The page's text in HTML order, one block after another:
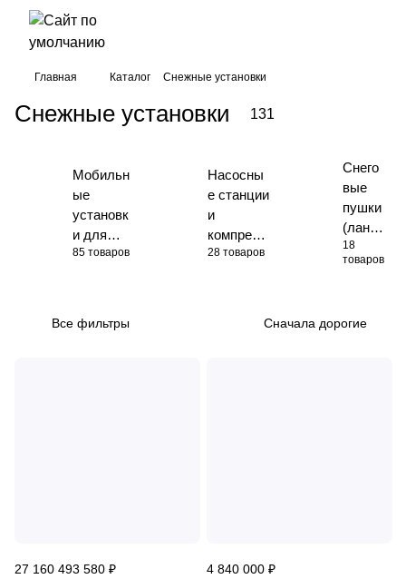
Главная Каталог Снежные установки
Снежные установки 131
Мобильн
ые
установк
и для
производ
85 товаров
Насосны
е станции
и
компресс
оры
28 товаров
Снего
вые
пушки
(ланц
ы)
18
товаров
Все фильтры Сначала дорогие
27 160 493 580 ₽
4 840 000 ₽